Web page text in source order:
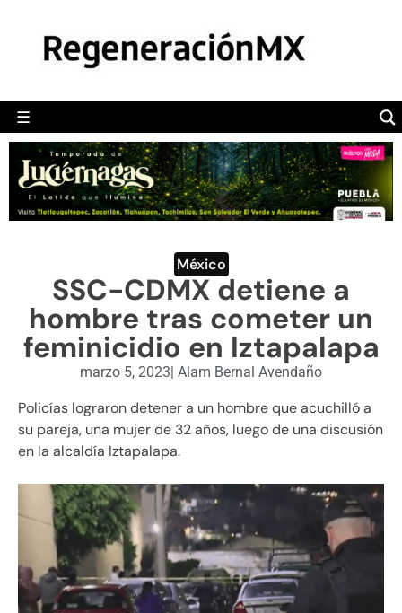
☰
POLÍTICA
CAMALEÓN
OPINIÓN
DEPORTES
ENGLISH SECTION
VIDEOS
México
SSC-CDMX detiene a
hombre tras cometer un
feminicidio en Iztapalapa
marzo 5, 2023| Alam Bernal Avendaño
Policías lograron detener a un hombre que acuchilló a
su pareja, una mujer de 32 años, luego de una discusión
en la alcaldía Iztapalapa.